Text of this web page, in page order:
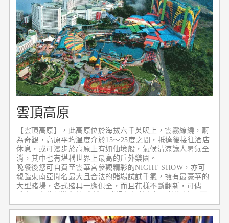
雲頂高原
【雲頂高原】，此高原位於海拔六千英呎上，雲霧繚繞，蔚
為奇觀，高原平均溫度介於15～25度之間，抵達後接往酒店
休息，或可漫步於高原上有如仙境般，氣候清涼讓人暑氣全
消，其中也有堪稱世界上最高的戶外樂園。
晚餐後您可自費至雲華宮參觀精彩的NIGHT SHOW，亦可
親臨東南亞聞名最大且合法的賭場試試手氣，擁有最豪華的
大型賭場，各式賭具一應俱全，而且花樣不斷翻新，可儘享
高原上除了有遠近馳名的國際賭場外，您可知道這裡還有其